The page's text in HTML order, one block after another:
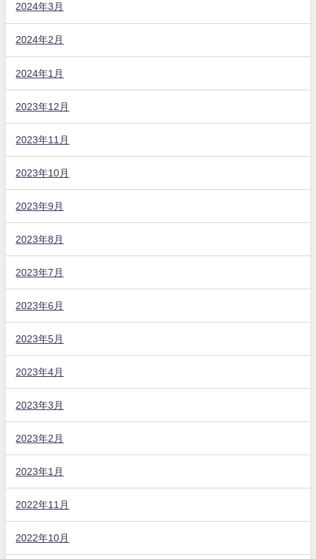
2024年3月
2024年2月
2024年1月
2023年12月
2023年11月
2023年10月
2023年9月
2023年8月
2023年7月
2023年6月
2023年5月
2023年4月
2023年3月
2023年2月
2023年1月
2022年11月
2022年10月